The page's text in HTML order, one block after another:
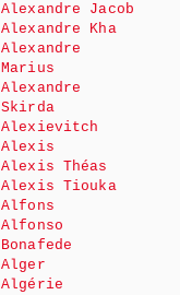
Alexandre Jacob
Alexandre Kha
Alexandre
Marius
Alexandre
Skirda
Alexievitch
Alexis
Alexis Théas
Alexis Tiouka
Alfons
Alfonso
Bonafede
Alger
Algérie